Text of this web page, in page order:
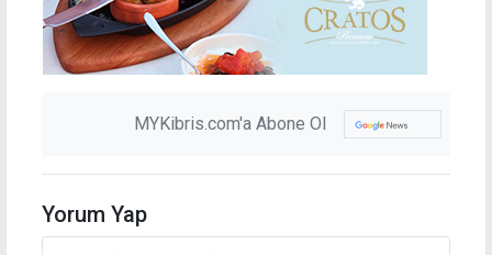
MYKibris.com'a Abone Ol
Yorum Yap